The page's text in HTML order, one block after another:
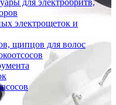
для электробритв,
электрощеток и
щипцов для волос